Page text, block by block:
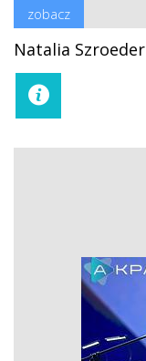
zobacz
Natalia Szroeder